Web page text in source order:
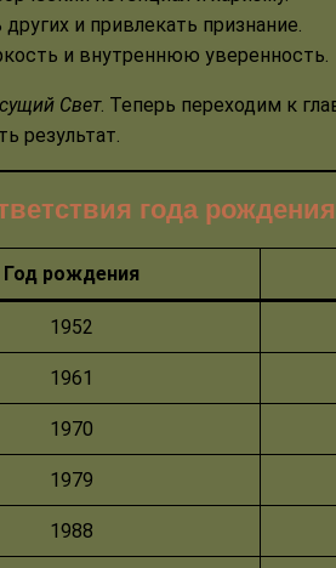
и привлекать признание.
и внутреннюю уверенность.
Свет. Теперь переходим к
результат.
года
Год рождения
1952
1961
1970
1979
1988